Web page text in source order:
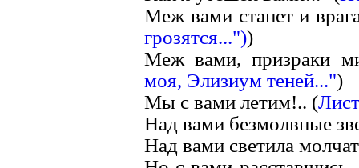
Меж вами станет и
грозятся..."))
Меж вами, призраки
моя, Элизиум теней...")
Мы с вами летим!.. (
Над вами безмолвные
Над вами светила